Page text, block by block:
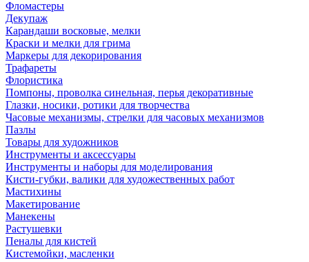
Фломастеры
Декупаж
Карандаши восковые, мелки
Краски и мелки для грима
Маркеры для декорирования
Трафареты
Флористика
Помпоны, проволка синельная, перья декоративные
Глазки, носики, ротики для творчества
Часовые механизмы, стрелки для часовых механизмов
Пазлы
Товары для художников
Инструменты и аксессуары
Инструменты и наборы для моделирования
Кисти-губки, валики для художественных работ
Мастихины
Макетирование
Манекены
Растушевки
Пеналы для кистей
Кистемойки, масленки